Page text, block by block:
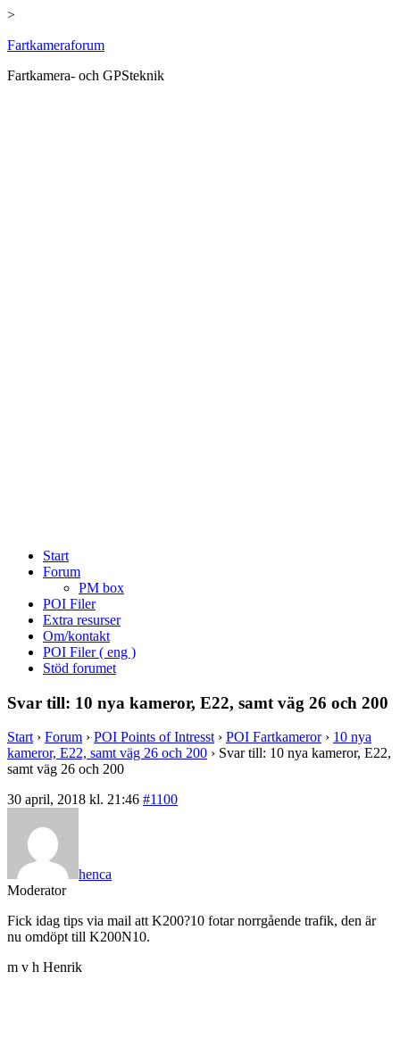
>
Hoppa
innehåll
Fartkameraforum
Fartkamera- och GPSteknik
Start
Forum
PM box
POI Filer
Extra resurser
Om/kontakt
POI Filer ( eng )
Stöd forumet
Svar till: 10 nya kameror, E22, samt väg 26 och 200
Start › Forum › POI Points of Intresst › POI Fartkameror › 10 nya
kameror, E22, samt väg 26 och 200 › Svar till: 10 nya kameror, E22,
samt väg 26 och 200
30 april, 2018 kl. 21:46 #1100
henca
Moderator
Fick idag tips via mail att K200?10 fotar norrgående trafik, den är
nu omdöpt till K200N10.
m v h Henrik